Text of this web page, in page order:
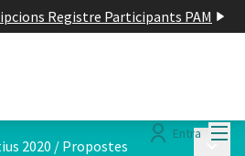
Registre Participants PAM
Entra
2020 / Propostes